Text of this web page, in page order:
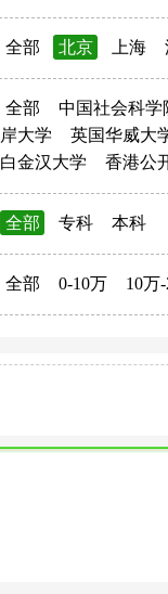
全部 北京 上海
全部 中国社会科学
岸大学
英国华威大
白金汉大学
香港公
全部 专科 本科
全部 0-10万 10万